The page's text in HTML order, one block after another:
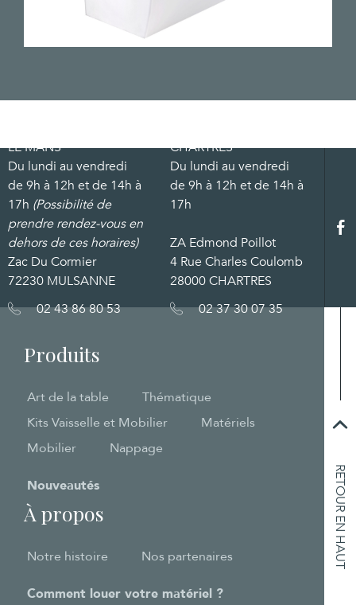
RETOUR EN HAUT
Produits
Art de la table
Thématique
Kits Vaisselle et Mobilier
Matériels
Mobilier
Nappage
Nouveautés
À propos
Notre histoire Nos partenaires
Comment louer votre matériel ?
LE MANS
Du lundi au vendredi
de 9h à 12h et de 14h à
17h (Possibilité de
prendre rendez-vous en
dehors de ces horaires)
Zac Du Cormier
72230 MULSANNE
02 43 86 80 53
CHARTRES
Du lundi au vendredi
de 9h à 12h et de 14h à
17h
ZA Edmond Poillot
4 Rue Charles Coulomb
28000 CHARTRES
02 37 30 07 35